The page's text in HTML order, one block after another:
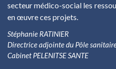
secteur médico-social les
en œuvre ces projets.
Stéphanie RATINIER
Directrice adjointe du Pôle
Cabinet PELENITSE SANTE